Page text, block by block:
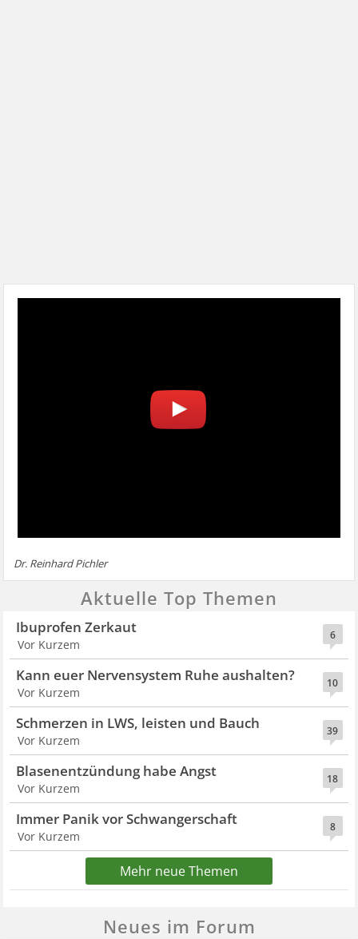
Dr. Reinhard Pichler
Aktuelle Top Themen
6
Ibuprofen Zerkaut
Vor Kurzem
10
Kann euer Nervensystem Ruhe aushalten?
Vor Kurzem
39
Schmerzen in LWS, leisten und Bauch
Vor Kurzem
18
Blasenentzündung habe Angst
Vor Kurzem
8
Immer Panik vor Schwangerschaft
Vor Kurzem
Mehr neue Themen
Neues im Forum